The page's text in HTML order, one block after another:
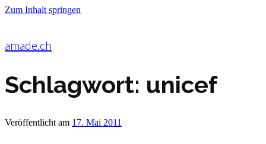
Zum Inhalt springen
amade.ch
Schlagwort: unicef
Veröffentlicht am 17. Mai 2011